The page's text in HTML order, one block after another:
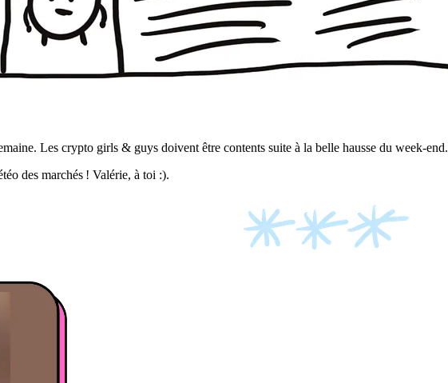
Les crypto girls & guys doivent être contents suite à la belle hausse du week-end.
des marchés ! Valérie, à toi :).